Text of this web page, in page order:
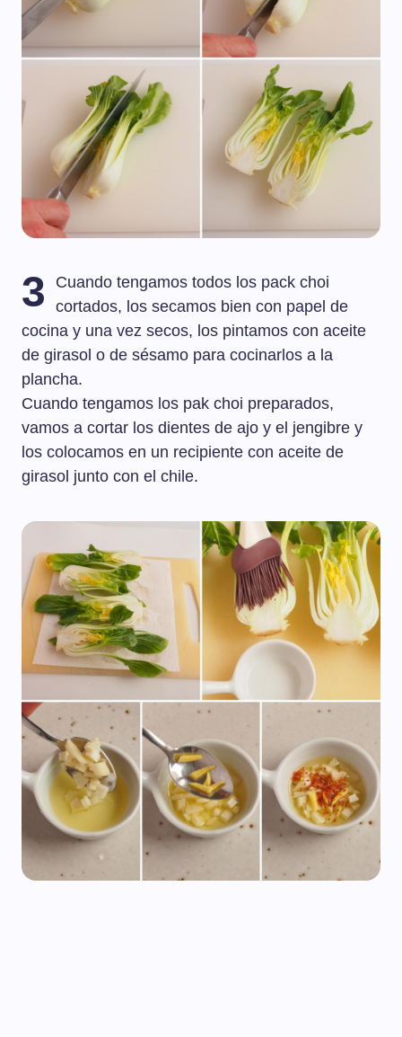
3
Cuando tengamos todos los pack choi
cortados, los secamos bien con papel de
cocina y una vez secos, los pintamos con aceite
de girasol o de sésamo para cocinarlos a la
plancha.
Cuando tengamos los pak choi preparados,
vamos a cortar los dientes de ajo y el jengibre y
los colocamos en un recipiente con aceite de
girasol junto con el chile.